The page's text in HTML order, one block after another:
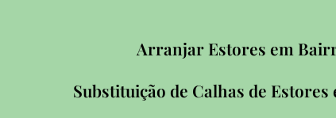
Arranjar Estores em
Substituição de Calhas de